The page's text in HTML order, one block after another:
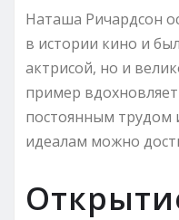
Наташа Ричардсон
в истории кино и
актрисой, но и
пример
постоянным трудом
идеалам можно